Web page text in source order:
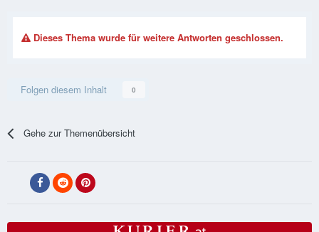
Dieses Thema wurde für weitere Antworten geschlossen.
Folgen diesem Inhalt 0
Gehe zur Themenübersicht